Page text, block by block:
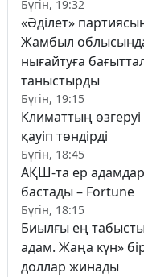
Бүгін, 19:32
«Әділет»
Жамбыл
нығайтуға
таныстырды
Бүгін, 19:15
Климаттың өзгеруі
қауіп төндірді
Бүгін, 18:45
АҚШ-та ер адамдар
бастады – Fortune
Бүгін, 18:15
Биылғы ең
адам. Жаңа күн»
доллар жинады